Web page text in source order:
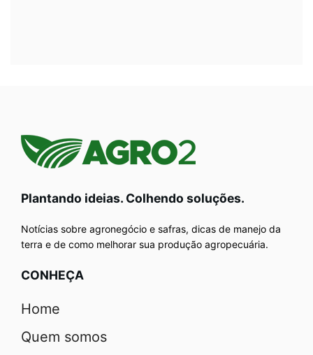
Plantando ideias. Colhendo soluções.
Notícias sobre agronegócio e safras, dicas de manejo da
terra e de como melhorar sua produção agropecuária.
CONHEÇA
Home
Quem somos